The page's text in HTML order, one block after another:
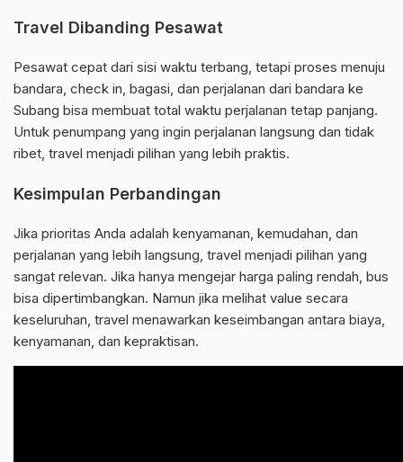
Travel Dibanding Pesawat
Pesawat cepat dari sisi waktu terbang, tetapi proses menuju
bandara, check in, bagasi, dan perjalanan dari bandara ke
Subang bisa membuat total waktu perjalanan tetap panjang.
Untuk penumpang yang ingin perjalanan langsung dan tidak
ribet, travel menjadi pilihan yang lebih praktis.
Kesimpulan Perbandingan
Jika prioritas Anda adalah kenyamanan, kemudahan, dan
perjalanan yang lebih langsung, travel menjadi pilihan yang
sangat relevan. Jika hanya mengejar harga paling rendah, bus
bisa dipertimbangkan. Namun jika melihat value secara
keseluruhan, travel menawarkan keseimbangan antara biaya,
kenyamanan, dan kepraktisan.